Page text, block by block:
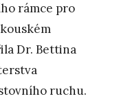
rámce pro
Dr. Bettina
ruchu.